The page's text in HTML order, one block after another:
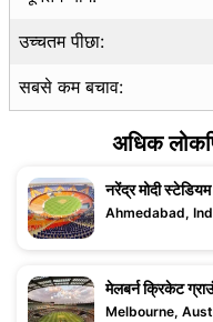
उच्चतम पीछा:
सबसे कम बचाव:
अधिक
नरेंद्र मोदी स्टेडियम
Ahmedabad,
मेलबर्न क्रिकेट
Melbourne,